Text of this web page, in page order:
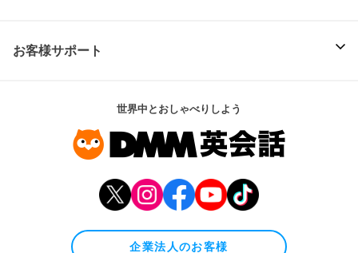
お客様サポート
世界中とおしゃべりしよう
企業法人のお客様